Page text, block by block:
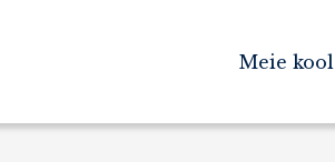
Meie kool